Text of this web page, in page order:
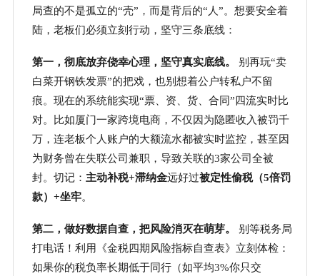
局查的不是孤立的“壳”，而是背后的“人”。想要安全着
陆，老板们必须立刻行动，坚守三条底线：
第一，彻底放弃侥幸心理，坚守真实底线。 别再玩“卖
白菜开钢铁发票”的把戏，也别想着公户转私户不留
痕。现在的系统能实现“票、资、货、合同”四流实时比
对。比如厦门一家跨境电商，不仅因为隐匿收入被罚千
万，连老板个人账户的大额流水都被实时监控，甚至因
为财务曾在失联公司兼职，导致关联的3家公司全被
封。切记： 主动补税+滞纳金远好过被定性偷税（5倍罚
款）+坐牢。
第二，做好数据自查，把风险消灭在萌芽。
别等税务局
打电话！利用《金税四期风险指标自查表》立刻体检：
如果你的税负率长期低于同行（如平均3%你只交